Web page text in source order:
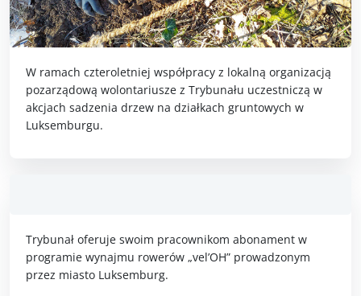
W ramach czteroletniej współpracy z lokalną organizacją
pozarządową wolontariusze z Trybunału uczestniczą w
akcjach sadzenia drzew na działkach gruntowych w
Luksemburgu.
Trybunał oferuje swoim pracownikom abonament w
programie wynajmu rowerów „vel’OH” prowadzonym
przez miasto Luksemburg.